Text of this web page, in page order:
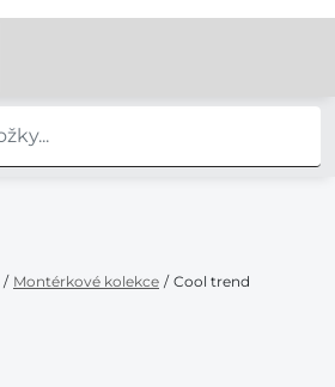
/ Montérkové kolekce / Cool trend